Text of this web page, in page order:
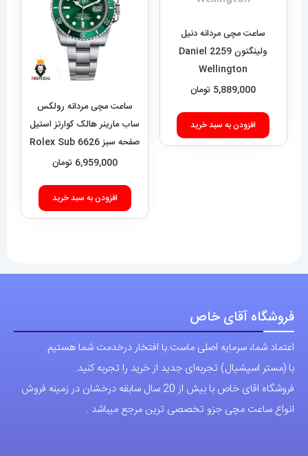
ساعت مچی مردانه دنیل
ولینگتون 2259 Daniel
Wellington
5,889,000 تومان
افزودن به سبد خرید
ساعت مچی مردانه رولکس
ساب مارینر هالک کوارتز استیل
صفحه سبز 6626 Rolex Sub
mariner hulk
6,959,000 تومان
افزودن به سبد خرید
فروشگاه آقای خاص
اعتماد شما، سرمایه اصلی ماست.با افتخار درخدمت شما هستیم.
با (مستر اسپشیال) تجربه‌ای جدید از خرید را تجربه کنید.
فروشگاه اقای خاص با بیش از 20 سال سابقه درخشان در زمینه فروش
انواع ساعت مچی جزو تخصصی ترین مرجع میباشد .